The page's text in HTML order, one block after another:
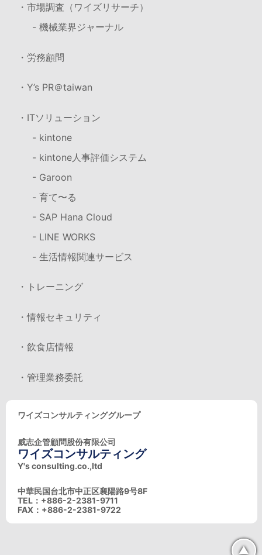
・市場調査（ワイズリサーチ）
- 機械業界ジャーナル
・労務顧問
・Y’s PR＠taiwan
・ITソリューション
- kintone
- kintone人事評価システム
- Garoon
- 育て〜る
- SAP Hana Cloud
- LINE WORKS
- 生活情報関連サービス
・トレーニング
・情報セキュリティ
・飲食店情報
・管理業務委託
ワイズコンサルティンググループ
威志企管顧問股份有限公司
ワイズコンサルティング
Y's consulting.co.,ltd
中華民国台北市中正区襄陽路9号8F
TEL：+886-2-2381-9711
FAX：+886-2-2381-9722
▲